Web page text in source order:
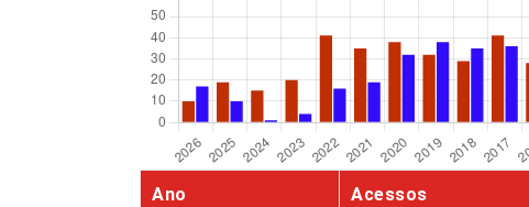
Ano Acessos